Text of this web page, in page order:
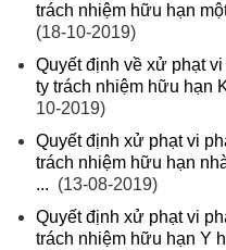
trách nhiệm hữu hạn
(18-10-2019)
Quyết định về xử phạt
ty trách nhiệm hữu hạn
10-2019)
Quyết định xử phạt vi
trách nhiệm hữu hạn
... (13-08-2019)
Quyết định xử phạt vi
trách nhiệm hữu hạn Y